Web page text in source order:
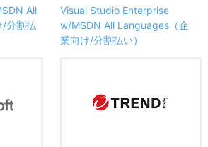
All
分割払
Visual Studio Enterprise
w/MSDN All Languages（企
業向け/分割払い）